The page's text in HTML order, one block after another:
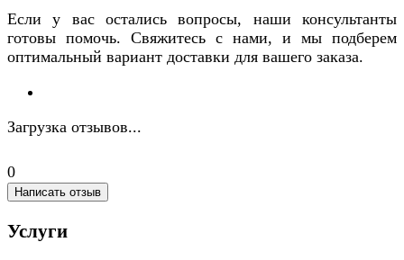
Если у вас остались вопросы, наши консультанты
готовы помочь. Свяжитесь с нами, и мы подберем
оптимальный вариант доставки для вашего заказа.
Загрузка отзывов...
0
Написать отзыв
Услуги